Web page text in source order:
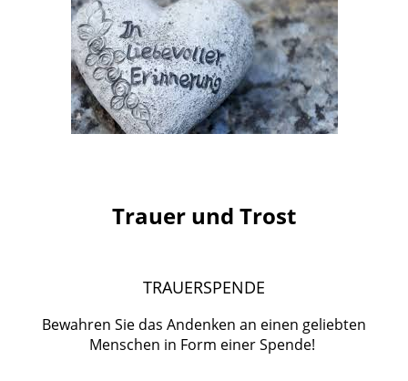
Trauer und Trost
TRAUERSPENDE
Bewahren Sie das Andenken an einen geliebten
Menschen in Form einer Spende!